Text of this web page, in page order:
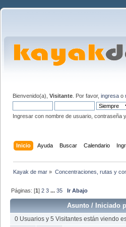
Bienvenido(a), Visitante . Por favor, ingresa o
Ingresar con nombre de usuario, contraseña
Inicio Ayuda Buscar Calendario
Kayak de mar » Concentraciones, rutas y
Páginas: [1]2 3 ...35 Ir Abajo
Asunto /Iniciado
0 Usuarios y 5 Visitantes están viendo